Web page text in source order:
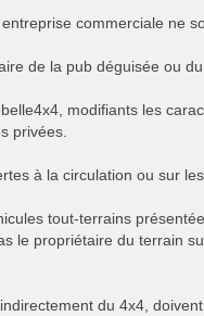
commerciale ne
de la pub déguisée ou
modifiants les
privées.
à la circulation ou sur
tout-terrains
le propriétaire du terrain
du 4x4,